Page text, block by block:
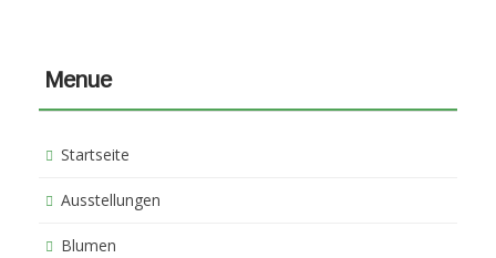
Menue
Startseite
Ausstellungen
Blumen